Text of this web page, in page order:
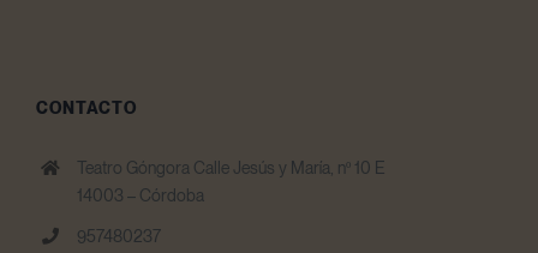
CONTACTO
Teatro Góngora Calle Jesús y María, nº 10 E
14003 – Córdoba
957480237